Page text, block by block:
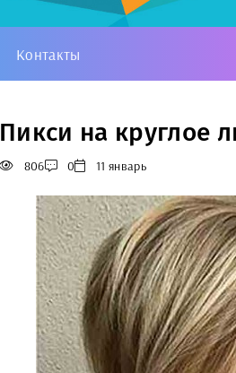
Контакты
Пикси на круглое
806 0 11 январь